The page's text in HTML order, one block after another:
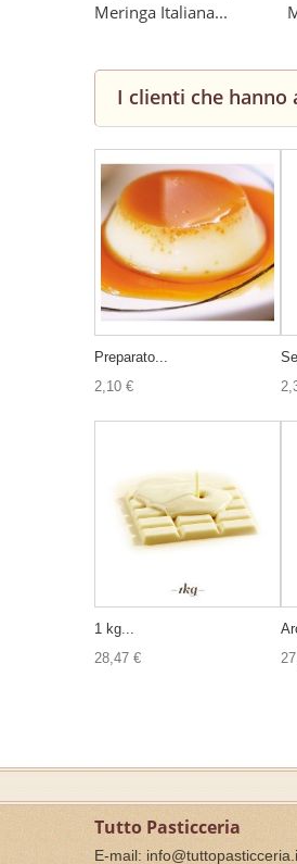
Meringa Italiana...
I clienti che
Preparato...
2,10 €
1 kg...
28,47 €
Tutto Pasticceria
E-mail: